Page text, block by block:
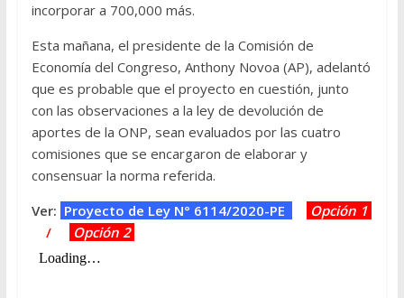
incorporar a 700,000 más.
Esta mañana, el presidente de la Comisión de
Economía del Congreso, Anthony Novoa (AP), adelantó
que es probable que el proyecto en cuestión, junto
con las observaciones a la ley de devolución de
aportes de la ONP, sean evaluados por las cuatro
comisiones que se encargaron de elaborar y
consensuar la norma referida.
Ver: Proyecto de Ley N° 6114/2020-PE
Opción 1
/
Opción 2